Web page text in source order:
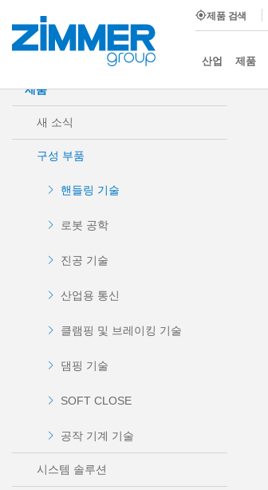
제품 검색
산업 제품
시작 제품 구성 부품 핸들링 기술
제품
새 소식
구성 부품
핸들링 기술
로봇 공학
진공 기술
산업용 통신
클램핑 및 브레이킹 기술
댐핑 기술
SOFT CLOSE
공작 기계 기술
시스템 솔루션